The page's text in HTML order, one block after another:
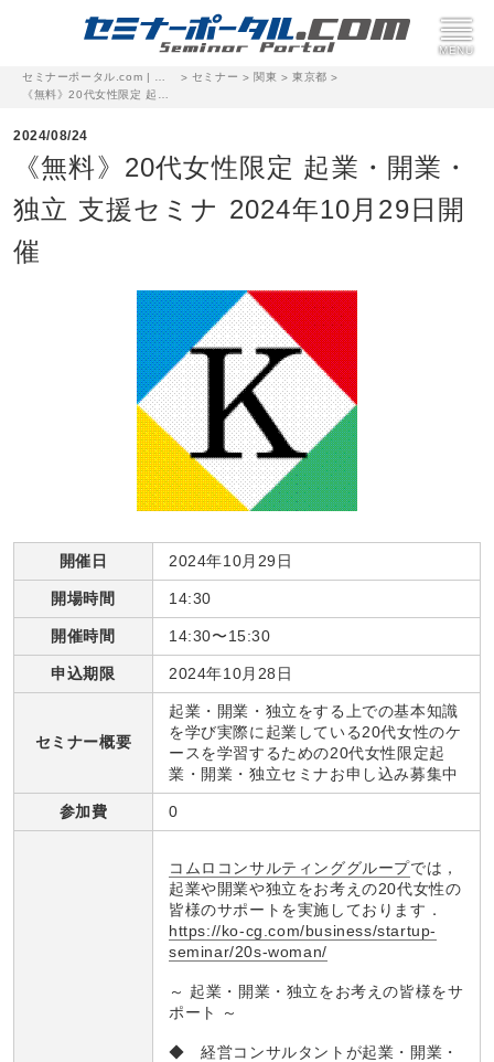
> セミナー > 関東 >東京都 >
2024/08/24
《無料》20代女性限定 起業・開業・
独立 支援セミナ 2024年10月29日開
催
開催日 2024年10月29日
開場時間 14:30
開催時間 14:30〜15:30
申込期限 2024年10月28日
セミナー概要
起業・開業・独立をする上での基本知識
を学び実際に起業している20代女性のケ
ースを学習するための20代女性限定起
業・開業・独立セミナお申し込み募集中
参加費 0
コムロコンサルティンググループでは，
起業や開業や独立をお考えの20代女性の
皆様のサポートを実施しております．
https://ko-cg.com/business/startup-
seminar/20s-woman/
～ 起業・開業・独立をお考えの皆様をサ
ポート ～
◆ 経営コンサルタントが起業・開業・